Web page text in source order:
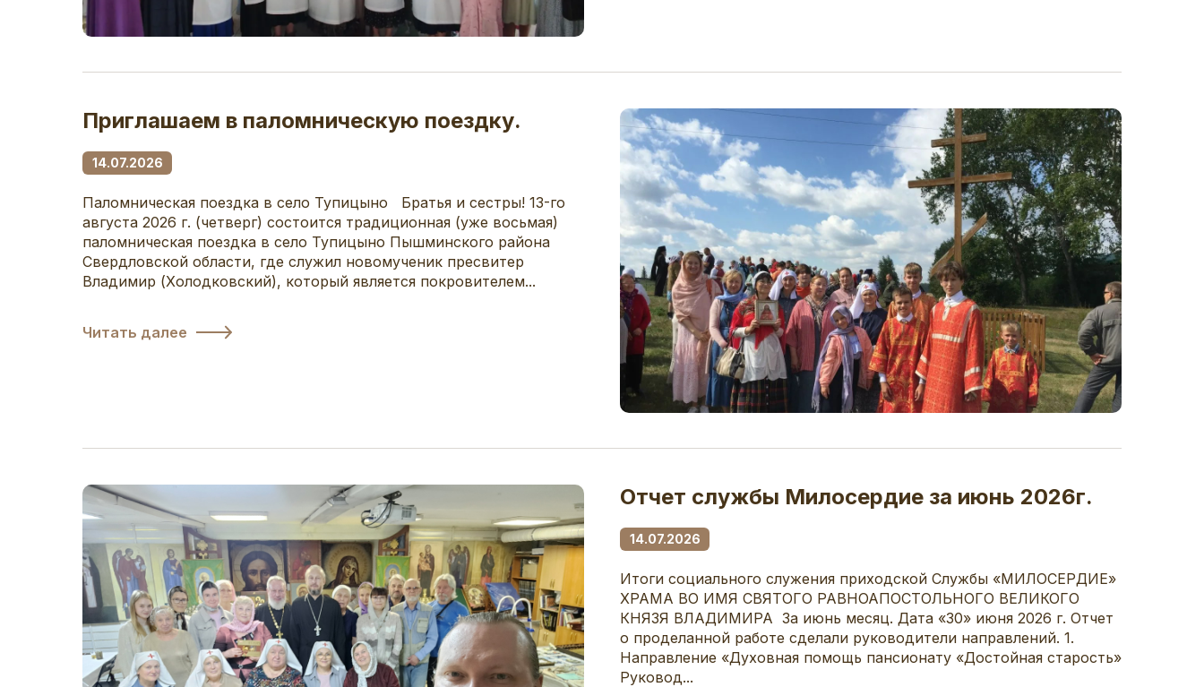
Приглашаем в паломническую поездку.
14.07.2026
Паломническая поездка в село Тупицыно Братья и сестры! 13-го
августа 2026 г. (четверг) состоится традиционная (уже восьмая)
паломническая поездка в село Тупицыно Пышминского района
Свердловской области, где служил новомученик пресвитер
Владимир (Холодковский), который является покровителем...
Читать далее
Отчет службы Милосердие за июнь 2026г.
14.07.2026
Итоги социального служения приходской Службы «МИЛОСЕРДИЕ»
ХРАМА ВО ИМЯ СВЯТОГО РАВНОАПОСТОЛЬНОГО ВЕЛИКОГО
КНЯЗЯ ВЛАДИМИРА За июнь месяц. Дата «30» июня 2026 г. Отчет
о проделанной работе сделали руководители направлений. 1.
Направление «Духовная помощь пансионату «Достойная старость»
Руковод...